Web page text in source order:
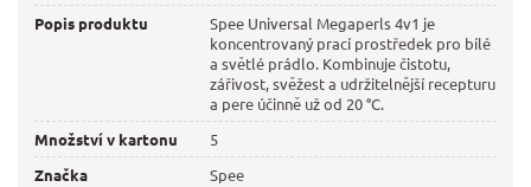
Popis produktu
Spee Universal Megaperls 4v1 je
koncentrovaný prací prostředek pro bílé
a světlé prádlo. Kombinuje čistotu,
zářivost, svěžest a udržitelnější recepturu
a pere účinně už od 20 °C.
Množství v kartonu
5
Značka
Spee